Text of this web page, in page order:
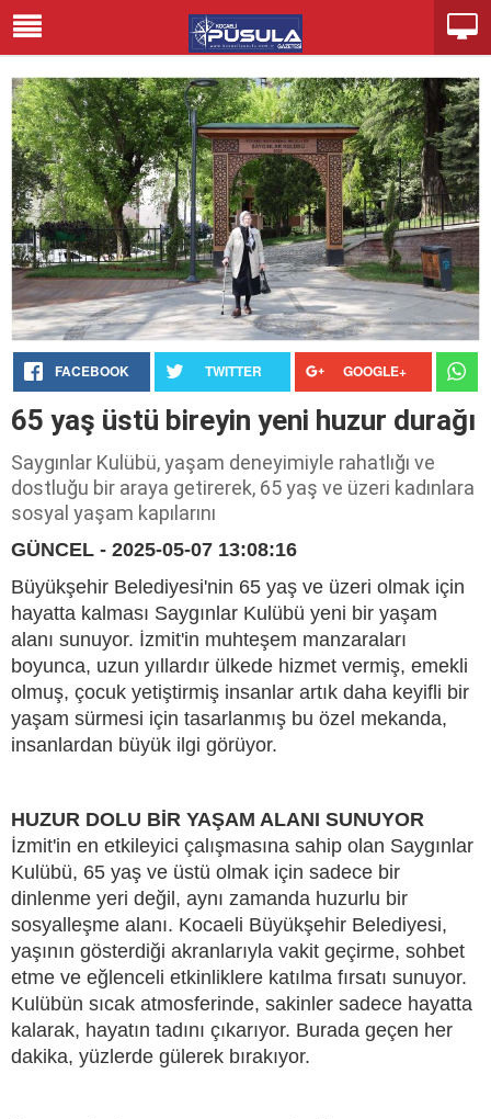
FACEBOOK TWITTER GOOGLE+
65 yaş üstü bireyin yeni huzur durağı
Saygınlar Kulübü, yaşam deneyimiyle rahatlığı ve
dostluğu bir araya getirerek, 65 yaş ve üzeri kadınlara
sosyal yaşam kapılarını
GÜNCEL - 2025-05-07 13:08:16
Büyükşehir Belediyesi'nin 65 yaş ve üzeri olmak için
hayatta kalması Saygınlar Kulübü yeni bir yaşam
alanı sunuyor. İzmit'in muhteşem manzaraları
boyunca, uzun yıllardır ülkede hizmet vermiş, emekli
olmuş, çocuk yetiştirmiş insanlar artık daha keyifli bir
yaşam sürmesi için tasarlanmış bu özel mekanda,
insanlardan büyük ilgi görüyor.
HUZUR DOLU BİR YAŞAM ALANI SUNUYOR
İzmit'in en etkileyici çalışmasına sahip olan Saygınlar
Kulübü, 65 yaş ve üstü olmak için sadece bir
dinlenme yeri değil, aynı zamanda huzurlu bir
sosyalleşme alanı. Kocaeli Büyükşehir Belediyesi,
yaşının gösterdiği akranlarıyla vakit geçirme, sohbet
etme ve eğlenceli etkinliklere katılma fırsatı sunuyor.
Kulübün sıcak atmosferinde, sakinler sadece hayatta
kalarak, hayatın tadını çıkarıyor. Burada geçen her
dakika, yüzlerde gülerek bırakıyor.